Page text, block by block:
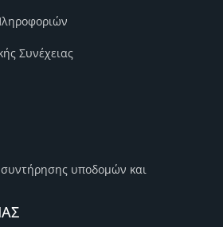
Συνέχειας
υποδομών και